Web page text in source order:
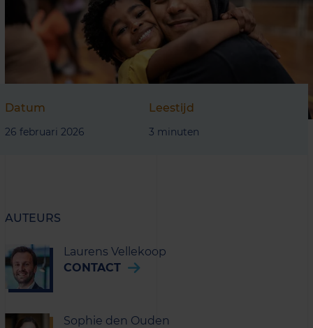
Datum
26 februari 2026
Leestijd
3 minuten
AUTEURS
Laurens Vellekoop
CONTACT
Sophie den Ouden